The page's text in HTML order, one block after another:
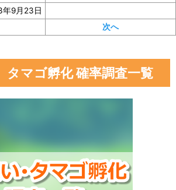
年9月23日
次へ
タマゴ孵化 確率調査一覧